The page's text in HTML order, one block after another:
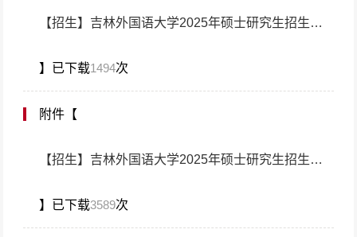
【招生】吉林外国语大学2025年硕士研究生招生考试参考书目（金融、国际商务、工商管理、会计、旅游管理）20241014更新.pdf
】已下载1494次
附件【
【招生】吉林外国语大学2025年硕士研究生招生专业目录及考试科目（更新）20241014.pdf
】已下载3589次